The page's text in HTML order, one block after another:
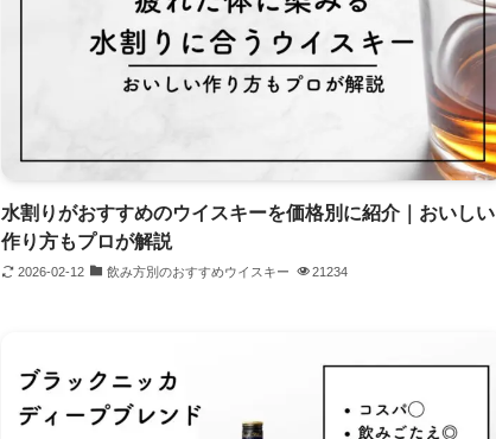
水割りがおすすめのウイスキーを価格別に紹介｜おいしい
作り方もプロが解説
2026-02-12 飲み方別のおすすめウイスキー 21234